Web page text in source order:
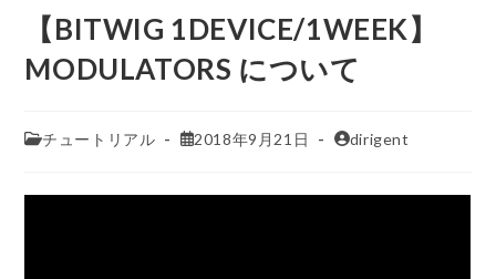
【BITWIG 1DEVICE/1WEEK】
MODULATORS について
チュートリアル 2018年9月21日 dirigent